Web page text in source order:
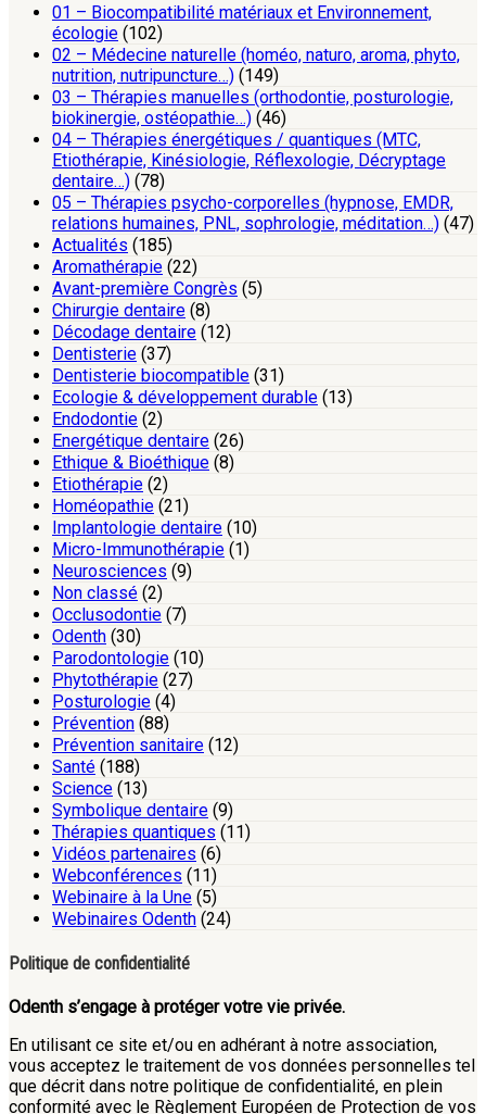
01 – Biocompatibilité matériaux et Environnement,
écologie (102)
02 – Médecine naturelle (homéo, naturo, aroma, phyto,
nutrition, nutripuncture…) (149)
03 – Thérapies manuelles (orthodontie, posturologie,
biokinergie, ostéopathie…) (46)
04 – Thérapies énergétiques / quantiques (MTC,
Etiothérapie, Kinésiologie, Réflexologie, Décryptage
dentaire…) (78)
05 – Thérapies psycho-corporelles (hypnose, EMDR,
relations humaines, PNL, sophrologie, méditation…) (47)
Actualités (185)
Aromathérapie (22)
Avant-première Congrès (5)
Chirurgie dentaire (8)
Décodage dentaire (12)
Dentisterie (37)
Dentisterie biocompatible (31)
Ecologie & développement durable (13)
Endodontie (2)
Energétique dentaire (26)
Ethique & Bioéthique (8)
Etiothérapie (2)
Homéopathie (21)
Implantologie dentaire (10)
Micro-Immunothérapie (1)
Neurosciences (9)
Non classé (2)
Occlusodontie (7)
Odenth (30)
Parodontologie (10)
Phytothérapie (27)
Posturologie (4)
Prévention (88)
Prévention sanitaire (12)
Santé (188)
Science (13)
Symbolique dentaire (9)
Thérapies quantiques (11)
Vidéos partenaires (6)
Webconférences (11)
Webinaire à la Une (5)
Webinaires Odenth (24)
Politique de confidentialité
Odenth s’engage à protéger votre vie privée.
En utilisant ce site et/ou en adhérant à notre association,
vous acceptez le traitement de vos données personnelles tel
que décrit dans notre politique de confidentialité, en plein
conformité avec le Règlement Européen de Protection de vos